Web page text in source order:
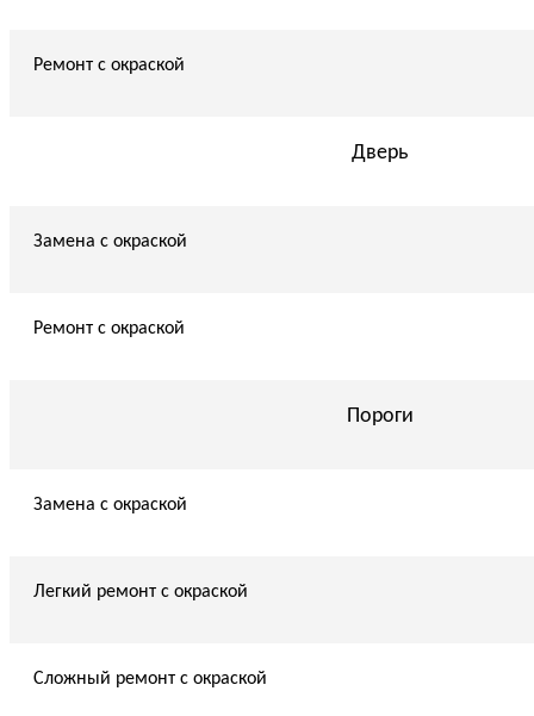
Ремонт с окраской
Дверь
Замена с окраской
Ремонт с окраской
Пороги
Замена с окраской
Легкий ремонт с окраской
Сложный ремонт с окраской